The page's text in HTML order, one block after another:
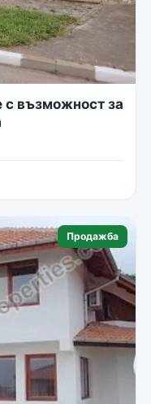
с възможност за
Продажба